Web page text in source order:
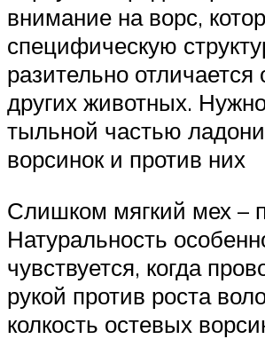
внимание на ворс,
специфическую
разительно
других животных.
тыльной частью
ворсинок и против них
Слишком мягкий мех –
Натуральность
чувствуется, когда
рукой против роста
колкость остевых